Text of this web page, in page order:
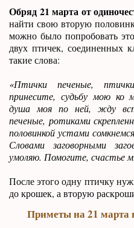
Обряд 21 марта от
найти свою вторую
можно было попробовать
двух птичек, соединенных
такие слова:
«Птички печеные,
принесите, судьбу мою ко
душа моя по ней, жду
печеные, ротиками
половинкой устами
Словами заговорными
умоляю. Помогите, счастье
После этого одну птичку
до крошек, а вторую
Приметы на 21 марта